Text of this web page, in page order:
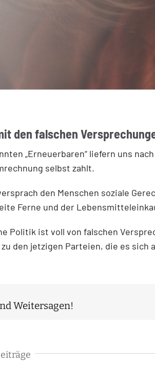
den falschen
„Erneuerbaren“ liefern uns
selbst zahlt.
den Menschen soziale
Ferne und der
Politik ist voll von falschen
den jetzigen Parteien, die es sich
Weitersagen!